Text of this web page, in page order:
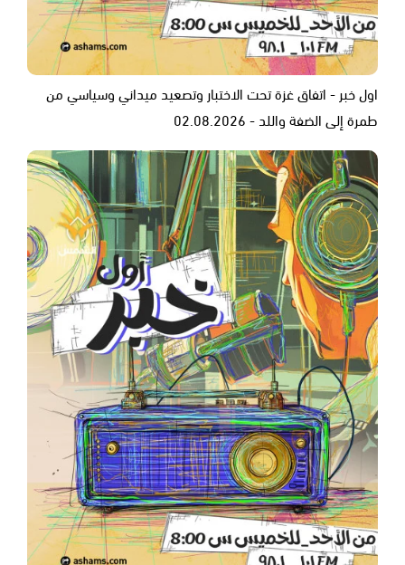
اول خبر - اتفاق غزة تحت الاختبار وتصعيد ميداني وسياسي من
طمرة إلى الضفة واللد - 02.08.2026